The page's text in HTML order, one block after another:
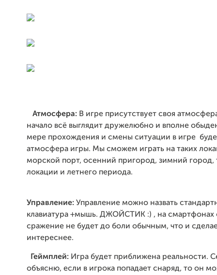
Атмосфера: В игре присутствует своя
начало всё выглядит дружелюбно и вполне
мере прохождения и смены ситуации в игре
атмосфера игры. Мы сможем играть на таких
морской порт, осенний пригород, зимний город,
локации и летнего периода.
Управление: Управление можно назвать
клавиатура +мышь. ДЖОЙСТИК :) , на смартфонах
сражение не будет до боли обычным, что и
интереснее.
Геймплей: Игра будет приближена реальности.
объясню, если в игрока попадает снаряд, то он